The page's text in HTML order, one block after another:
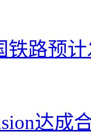
铁路预
达成